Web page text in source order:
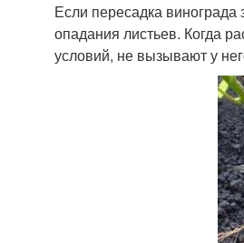
Если пересадка винограда
опадания листьев. Когда
условий, не вызывают у